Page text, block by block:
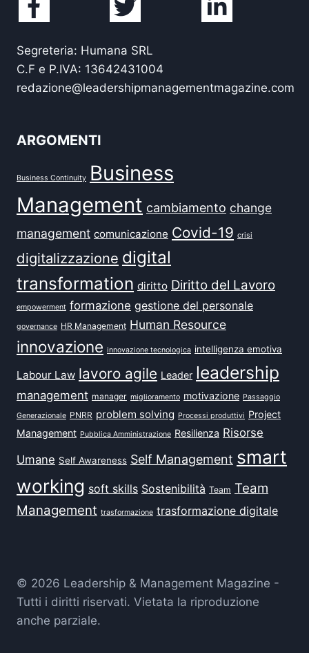
Segreteria: Humana SRL
C.F e P.IVA: 13642431004
redazione@leadershipmanagementmagazine.com
ARGOMENTI
Business Continuity Business
Management cambiamento change
management comunicazione Covid-19 crisi
digitalizzazione digital
transformation diritto Diritto del Lavoro
empowerment formazione gestione del personale
governance HR Management Human Resource
innovazione innovazione tecnologica intelligenza emotiva
Labour Law lavoro agile Leader leadership
management manager miglioramento motivazione Passaggio
Generazionale PNRR problem solving Processi produttivi Project
Management Pubblica Amministrazione Resilienza Risorse
Umane Self Awareness Self Management smart
working soft skills Sostenibilità Team Team
Management trasformazione trasformazione digitale
© 2026 Leadership & Management Magazine -
Tutti i diritti riservati. Vietata la riproduzione
anche parziale.